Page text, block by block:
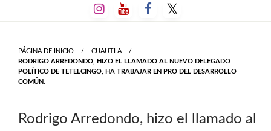
al
PÁGINA DE INICIO
CUAUTLA
RODRIGO ARREDONDO, HIZO EL LLAMADO AL NUEVO DELEGADO
POLÍTICO DE TETELCINGO, HA TRABAJAR EN PRO DEL DESARROLLO
COMÚN.
Rodrigo Arredondo, hizo el llamado al